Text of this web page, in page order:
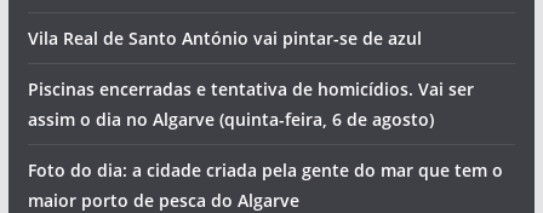
Vila Real de Santo António vai pintar-se de azul
Piscinas encerradas e tentativa de homicídios. Vai ser
assim o dia no Algarve (quinta-feira, 6 de agosto)
Foto do dia: a cidade criada pela gente do mar que tem o
maior porto de pesca do Algarve